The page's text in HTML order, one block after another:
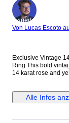
Experte
Von Lucas Escoto
Exclusive Vintage
Ring This bold vintage cocktail ring is crafted in a striking combination of
14 karat rose and
overwhelming the
proportions make it
Carat Weight: 1.80 carats, 12 stones
Alle Infos